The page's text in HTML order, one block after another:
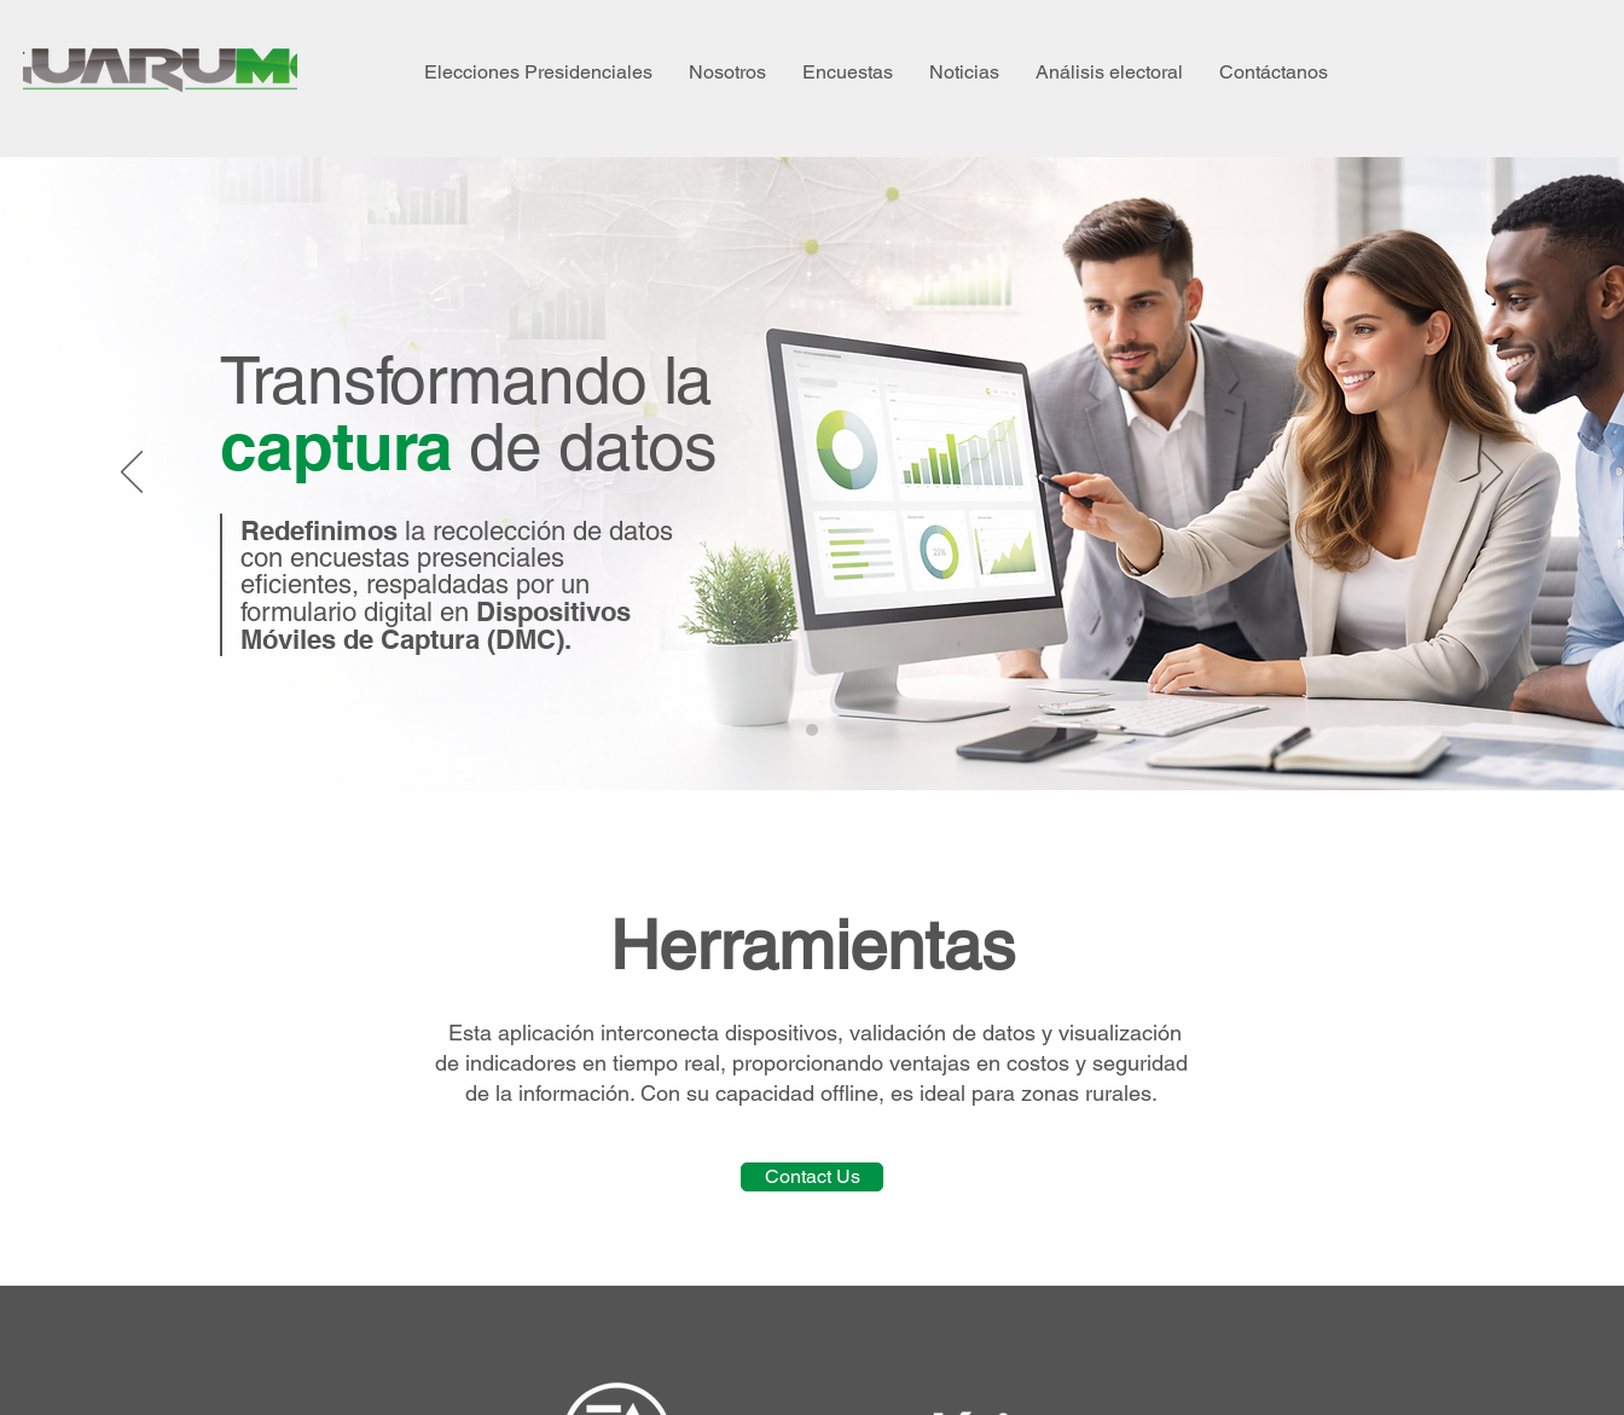
Elecciones Presidenciales Nosotros Encuestas Noticias Análisis electoral Contáctanos
Transformando la
captura de datos
Redefinimos la recolección de datos
con encuestas presenciales
eficientes, respaldadas por un
formulario digital en Dispositivos
Móviles de Captura (DMC).
Herramientas
Esta aplicación interconecta dispositivos, validación de datos y visualización
de indicadores en tiempo real, proporcionando ventajas en costos y seguridad
de la información. Con su capacidad offline, es ideal para zonas rurales.
Contact Us